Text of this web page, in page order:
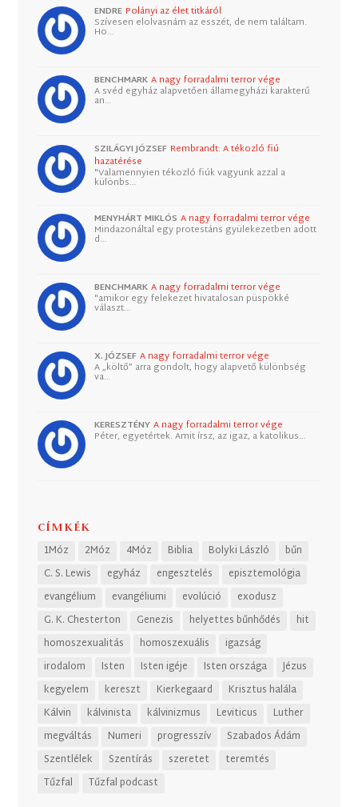
ENDRE Polányi az élet titkáról
Szívesen elolvasnám az esszét, de nem találtam.
Ho…
BENCHMARK A nagy forradalmi terror vége
A svéd egyház alapvetően államegyházi karakterű
an…
SZILÁGYI JÓZSEF Rembrandt: A tékozló fiú
hazatérése
"Valamennyien tékozló fiúk vagyunk azzal a
különbs…
MENYHÁRT MIKLÓS A nagy forradalmi terror vége
Mindazonáltal egy protestáns gyülekezetben adott
d…
BENCHMARK A nagy forradalmi terror vége
"amikor egy felekezet hivatalosan püspökké
választ…
X. JÓZSEF A nagy forradalmi terror vége
A „költő” arra gondolt, hogy alapvető különbség
va…
KERESZTÉNY A nagy forradalmi terror vége
Péter, egyetértek. Amit írsz, az igaz, a katolikus…
CÍMKÉK
1Móz 2Móz 4Móz Biblia Bolyki László
bűn
C. S. Lewis
egyház engesztelés
episztemológia
evangélium
evangéliumi evolúció
exodusz
G. K. Chesterton
Genezis helyettes bűnhődés
hit
homoszexualitás
homoszexuális
igazság
irodalom
Isten Isten igéje Isten országa
Jézus
kegyelem
kereszt Kierkegaard
Krisztus halála
Kálvin
kálvinista kálvinizmus Leviticus
Luther
megváltás
Numeri progresszív
Szabados Ádám
Szentlélek
Szentírás szeretet
teremtés
Tűzfal
Tűzfal podcast